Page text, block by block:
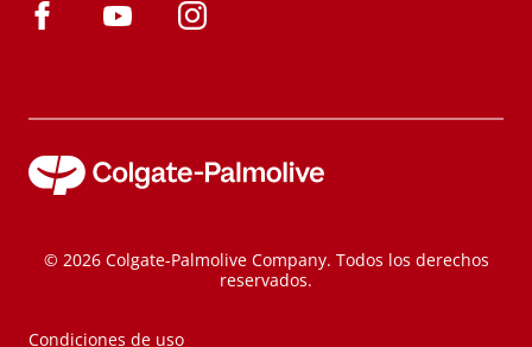
© 2026 Colgate-Palmolive Company. Todos los derechos
reservados.
Condiciones de uso